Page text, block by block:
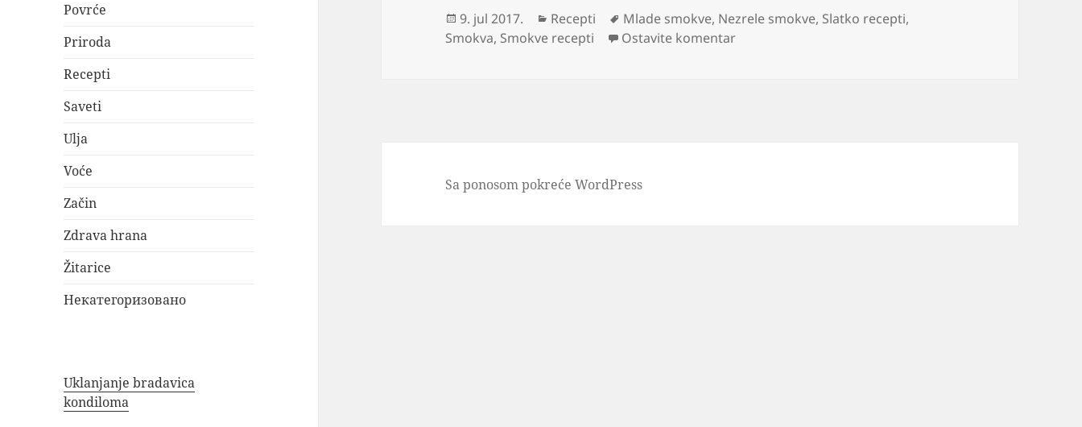
Povrće
Priroda
Recepti
Saveti
Ulja
Voće
Začin
Zdrava hrana
Žitarice
Некатегоризовано
Uklanjanje bradavica
kondiloma
Objavljeno
9. jul 2017. Kategorije
Recepti Oznake
Mlade smokve, Nezrele smokve, Slatko recepti,
Smokva, Smokve recepti Ostavite komentarna Slatko od zelenih smokava i zrelih
Sa ponosom pokreće WordPress